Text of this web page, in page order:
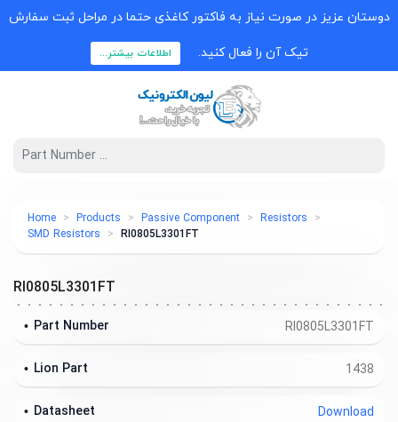
دوستان عزیز در صورت نیاز به فاکتور کاغذی حتما در مراحل ثبت سفارش
تیک آن را فعال کنید. اطلاعات بیشتر...
Home Products Passive Component
Resistors
SMD Resistors
RI0805L3301FT
RI0805L3301FT
RI0805L3301FT
Part Number
1438
Lion Part
Download
Datasheet